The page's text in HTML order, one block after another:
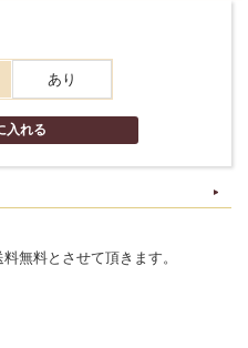
がシェアした投稿
あり
無料とさせて頂きます。